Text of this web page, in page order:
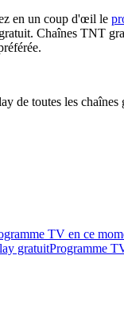
en un coup d'œil le
gratuit. Chaînes TNT
de toutes les chaînes
TV en ce
gratuitProgramme